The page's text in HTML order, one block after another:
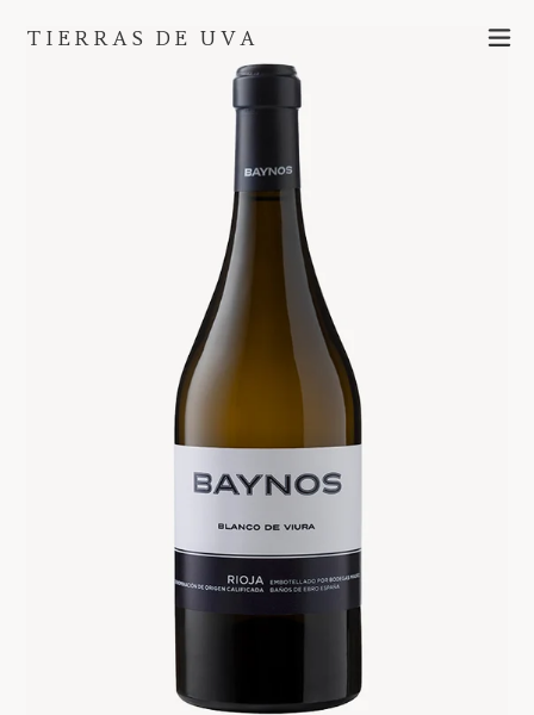
directamente
TIERRAS DE UVA